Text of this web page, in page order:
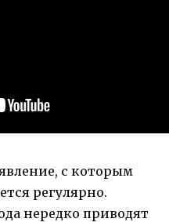
с которым
регулярно.
нередко приводят